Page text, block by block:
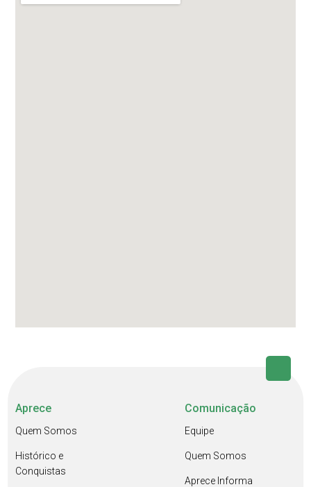
Aprece
Quem Somos
Histórico e
Conquistas
Comunicação
Equipe
Quem Somos
Aprece Informa